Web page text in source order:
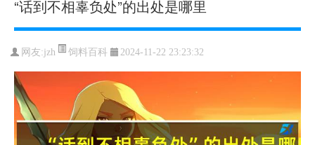
“话到不相辜负处”的出处是哪里
网友:jzh 饲料百科 2024-11-22 23:23:32